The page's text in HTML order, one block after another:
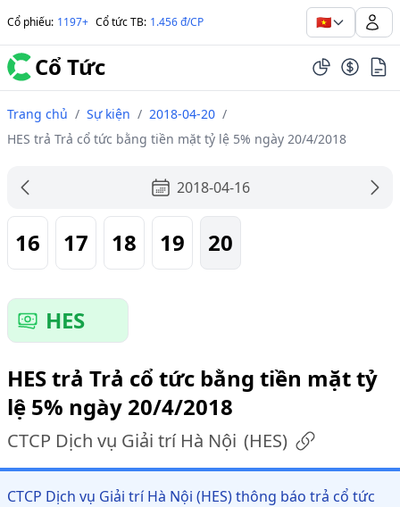
Cổ phiếu: 1197+ Cổ tức TB: 1.456 đ/CP 🇻🇳
Cổ Tức
Trang chủ / Sự kiện / 2018-04-20 /
HES trả Trả cổ tức bằng tiền mặt tỷ lệ 5% ngày 20/4/2018
2018-04-16
16 17 18 19 20
HES
HES trả Trả cổ tức bằng tiền mặt tỷ
lệ 5% ngày 20/4/2018
CTCP Dịch vụ Giải trí Hà Nội (HES)
CTCP Dịch vụ Giải trí Hà Nội (HES) thông báo trả cổ tức